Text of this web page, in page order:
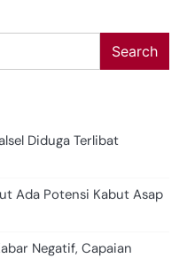
Search
Diduga Terlibat
Ada Potensi Kabut Asap
Negatif, Capaian